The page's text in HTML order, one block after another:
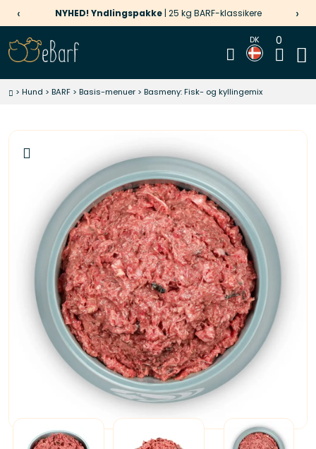
NYHED! Yndlingspakke | 25 kg BARF-klassikere
‹ ›
DK 0
> Hund > BARF > Basis-menuer > Basmeny: Fisk- og kyllingemix